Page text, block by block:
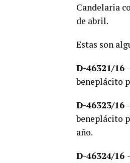
Candelaria
de abril.
Estas son
D-46321/16
beneplácito
D-46323/16
beneplácito
año.
D-46324/16